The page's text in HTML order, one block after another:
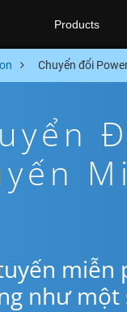
Products
Chuyển đổi
miễn
như